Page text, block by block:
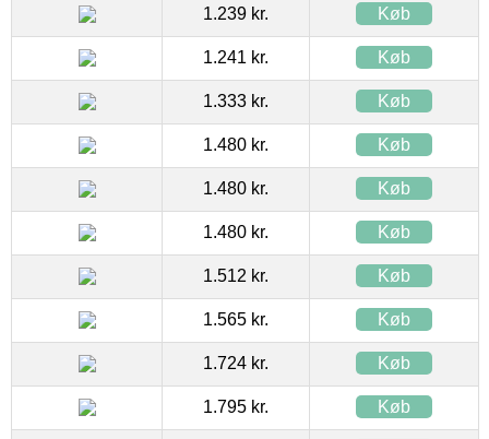
1.239 kr. Køb
1.241 kr. Køb
1.333 kr. Køb
1.480 kr. Køb
1.480 kr. Køb
1.480 kr. Køb
1.512 kr. Køb
1.565 kr. Køb
1.724 kr. Køb
1.795 kr. Køb